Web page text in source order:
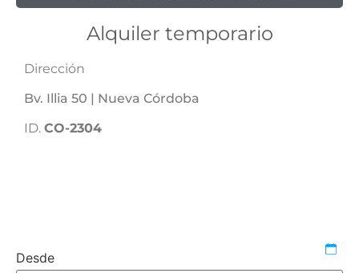
Alquiler temporario
Dirección
Bv. Illia 50 | Nueva Córdoba
ID. CO-2304
Desde